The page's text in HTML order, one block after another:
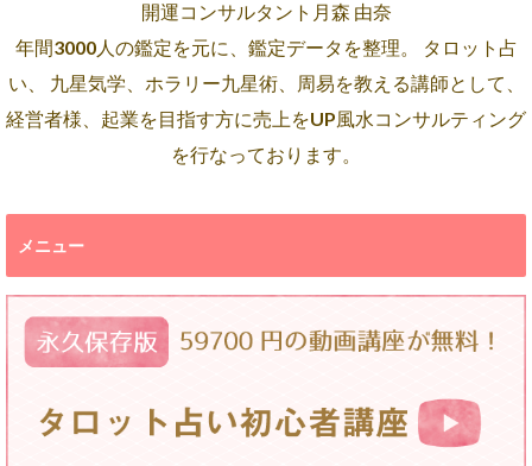
開運コンサルタント月森 由奈
年間3000人の鑑定を元に、鑑定データを整理。 タロット占
い、 九星気学、ホラリー九星術、周易を教える講師として、
経営者様、起業を目指す方に売上をUP風水コンサルティング
を行なっております。
メニュー